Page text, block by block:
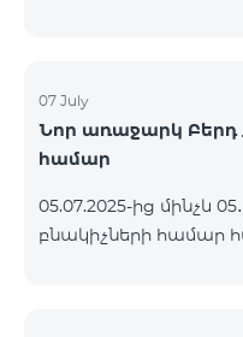
զեղչով առաջին 6
բաժանորդագրության
Հիմնական արժեք Զեղչված արժեք 1-6 ամիսների
ԿՈՍՄՈ 3 7400 Մարզային 7400 3700
Մարզային 9900 4950
07 July
Նոր առաջարկ Բերդ
համար
05.07.2025-ից մինչև
բնակիչների համար